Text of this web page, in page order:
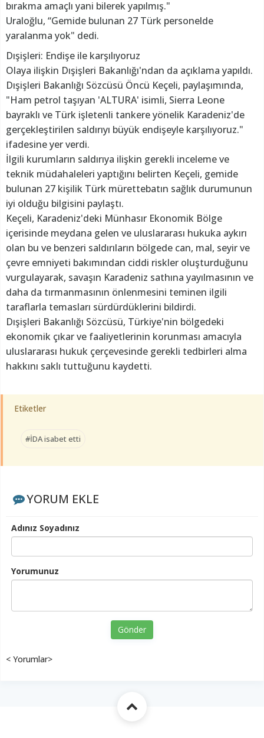
bırakma amaçlı yani bilerek yapılmış."
Uraloğlu, “Gemide bulunan 27 Türk personelde
yaralanma yok" dedi.
Dışişleri: Endişe ile karşılıyoruz
Olaya ilişkin Dışişleri Bakanlığı'ndan da açıklama yapıldı.
Dışişleri Bakanlığı Sözcüsü Öncü Keçeli, paylaşımında,
"Ham petrol taşıyan 'ALTURA' isimli, Sierra Leone
bayraklı ve Türk işletenli tankere yönelik Karadeniz'de
gerçekleştirilen saldırıyı büyük endişeyle karşılıyoruz."
ifadesine yer verdi.
İlgili kurumların saldırıya ilişkin gerekli inceleme ve
teknik müdahaleleri yaptığını belirten Keçeli, gemide
bulunan 27 kişilik Türk mürettebatın sağlık durumunun
iyi olduğu bilgisini paylaştı.
Keçeli, Karadeniz'deki Münhasır Ekonomik Bölge
içerisinde meydana gelen ve uluslararası hukuka aykırı
olan bu ve benzeri saldırıların bölgede can, mal, seyir ve
çevre emniyeti bakımından ciddi riskler oluşturduğunu
vurgulayarak, savaşın Karadeniz sathına yayılmasının ve
daha da tırmanmasının önlenmesini teminen ilgili
taraflarla temasları sürdürdüklerini bildirdi.
Dışişleri Bakanlığı Sözcüsü, Türkiye'nin bölgedeki
ekonomik çıkar ve faaliyetlerinin korunması amacıyla
uluslararası hukuk çerçevesinde gerekli tedbirleri alma
hakkını saklı tuttuğunu kaydetti.
Etiketler
#İDA isabet etti
YORUM EKLE
Adınız Soyadınız
Yorumunuz
Gönder
< Yorumlar>